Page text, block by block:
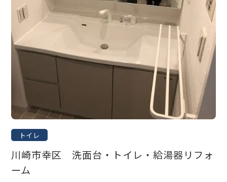
トイレ
川崎市幸区 洗面台・トイレ・給湯器リフォ
ーム